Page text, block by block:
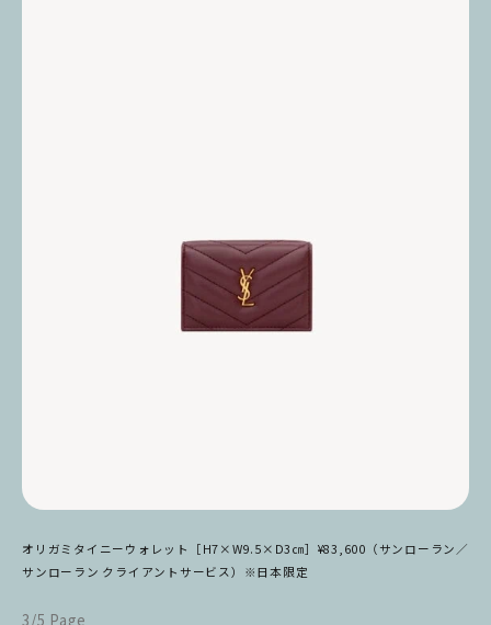
オリガミタイニーウォレット［H7×W9.5×D3㎝］¥83,600（サンローラン／
サンローラン クライアントサービス）※日本限定
3/5 Page